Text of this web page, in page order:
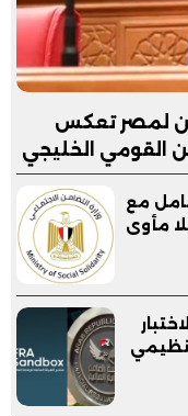
لمصر تعكس
القومي الخليجي
مع
بلا مأوى